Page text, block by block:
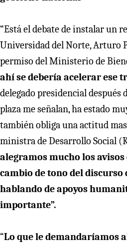
“Está el debate de instalar un
Universidad del Norte, Arturo
permiso del Ministerio de
ahí se debería acelerar ese
delegado presidencial después
plaza me señalan, ha estado
también obliga una actitud
ministra de Desarrollo Social
alegramos mucho los avisos
cambio de tono del
hablando de apoyos
importante”.
“Lo que le demandaríamos